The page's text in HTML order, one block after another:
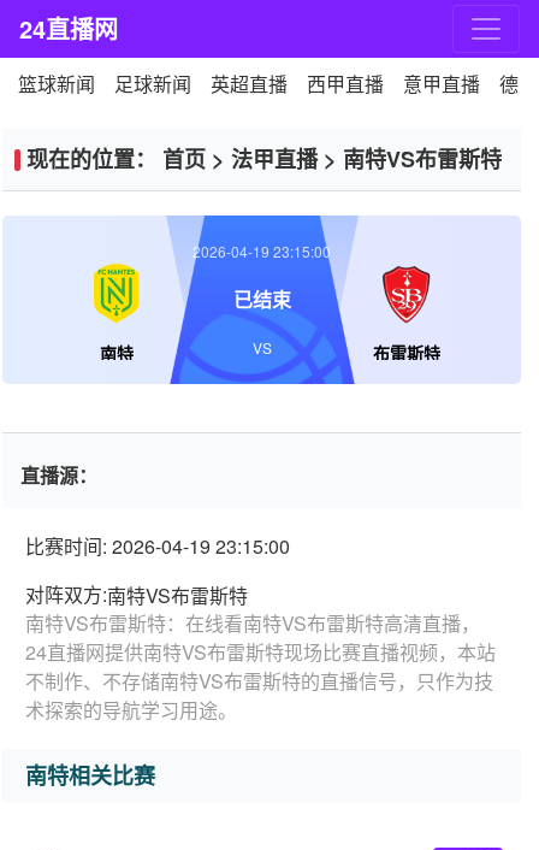
24直播网
篮球新闻 足球新闻 英超直播 西甲直播 意甲直播 德
现在的位置： 首页 > 法甲直播> 南特VS布雷斯特
南特 布雷斯特
2026-04-19 23:15:00
已结束
VS
直播源：
比赛时间: 2026-04-19 23:15:00
对阵双方:南特VS布雷斯特
南特VS布雷斯特：在线看南特VS布雷斯特高清直播，
24直播网提供南特VS布雷斯特现场比赛直播视频，本站
不制作、不存储南特VS布雷斯特的直播信号，只作为技
术探索的导航学习用途。
南特相关比赛